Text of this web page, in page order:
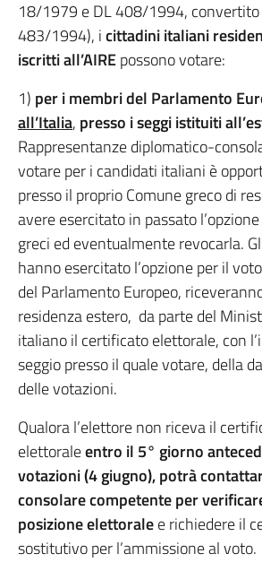
18/1979 e DL 408/1994, convertito
483/1994), icittadini italiani
iscritti all’AIREpossono votare:
1) per i membri del Parlamento
all’Italia, presso i seggi istituiti
Rappresentanze diplomatico-
votare per i candidati italiani è
presso il proprio Comune greco di
avere esercitato in passato
greci ed eventualmente revocarla.
hanno esercitato l’opzione per il
del Parlamento Europeo,
residenza estero, da parte del
italiano il certificato elettorale, con
seggio presso il quale votare, della
delle votazioni.
Qualora l’elettore non riceva il
elettoraleentro il 5° giorno
votazioni (4 giugno), potrà
consolare competente per
posizioneelettoralee richiedere il
sostitutivo per l’ammissione al voto.